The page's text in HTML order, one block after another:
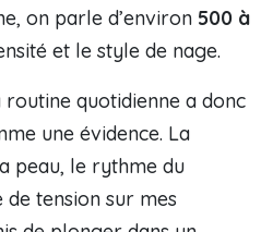
on parle d’environ 500 à
et le style de nage.
quotidienne a donc
une évidence. La
peau, le rythme du
de tension sur mes